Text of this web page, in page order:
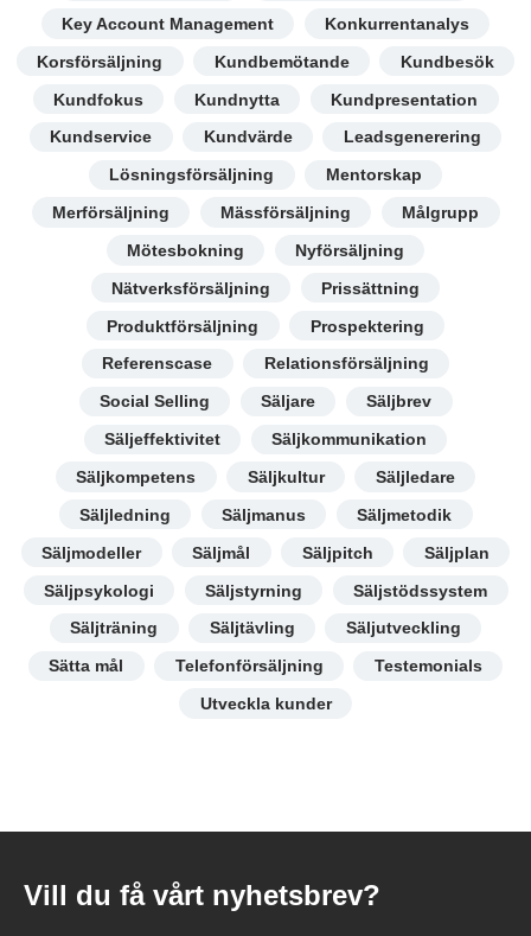
Key Account Management
Konkurrentanalys
Korsförsäljning
Kundbemötande
Kundbesök
Kundfokus
Kundnytta
Kundpresentation
Kundservice
Kundvärde
Leadsgenerering
Lösningsförsäljning
Mentorskap
Merförsäljning
Mässförsäljning
Målgrupp
Mötesbokning
Nyförsäljning
Nätverksförsäljning
Prissättning
Produktförsäljning
Prospektering
Referenscase
Relationsförsäljning
Social Selling
Säljare
Säljbrev
Säljeffektivitet
Säljkommunikation
Säljkompetens
Säljkultur
Säljledare
Säljledning
Säljmanus
Säljmetodik
Säljmodeller
Säljmål Säljpitch
Säljplan
Säljpsykologi
Säljstyrning
Säljstödssystem
Säljträning
Säljtävling
Säljutveckling
Sätta mål
Telefonförsäljning
Testemonials
Utveckla kunder
Vill du få vårt nyhetsbrev?